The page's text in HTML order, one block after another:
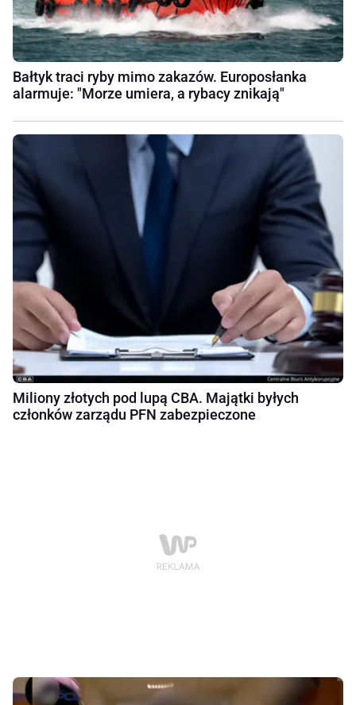
Bałtyk traci ryby mimo zakazów. Europosłanka
alarmuje: "Morze umiera, a rybacy znikają"
Miliony złotych pod lupą CBA. Majątki byłych
członków zarządu PFN zabezpieczone